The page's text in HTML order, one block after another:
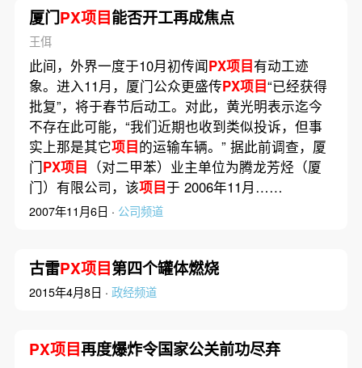
厦门PX项目能否开工再成焦点
王佴
此间，外界一度于10月初传闻PX项目有动工迹
象。进入11月，厦门公众更盛传PX项目“已经获得
批复”，将于春节后动工。对此，黄光明表示迄今
不存在此可能，“我们近期也收到类似投诉，但事
实上那是其它项目的运输车辆。” 据此前调查，厦
门PX项目 （对二甲苯）业主单位为腾龙芳烃（厦
门）有限公司，该项目于 2006年11月……
2007年11月6日 · 公司频道
古雷PX项目第四个罐体燃烧
2015年4月8日 · 政经频道
PX项目再度爆炸令国家公关前功尽弃